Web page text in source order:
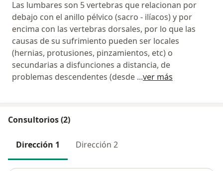
Las lumbares son 5 vertebras que relacionan por
debajo con el anillo pélvico (sacro - ilíacos) y por
encima con las vertebras dorsales, por lo que las
causas de su sufrimiento pueden ser locales
(hernias, protusiones, pinzamientos, etc) o
secundarias a disfunciones a distancia, de
problemas descendentes (desde ...ver más
Consultorios (2)
Dirección 1 Dirección 2